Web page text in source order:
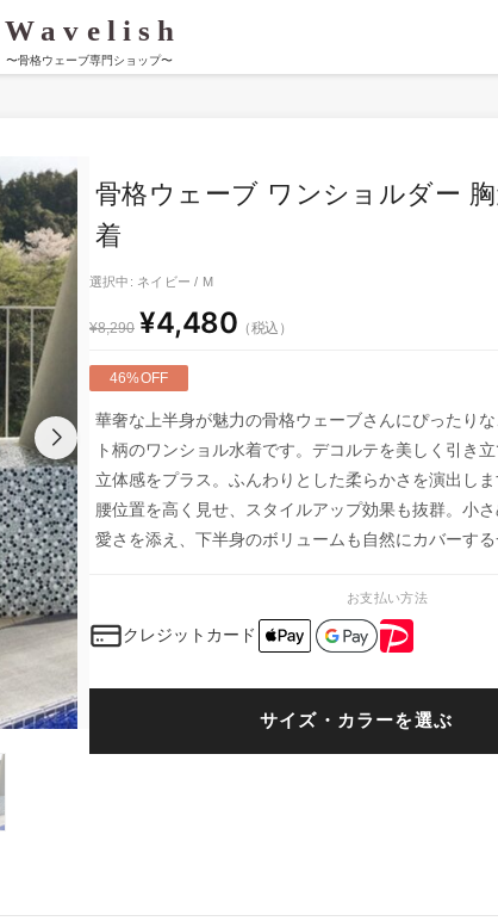
〜骨格ウェーブ専門ショップ〜
骨格ウェーブ ワンショルダー
着
選択中: ネイビー / M
¥8,290 ¥4,480 （税込）
46%OFF
華奢な上半身が魅力の骨格ウェーブさんにぴったり
ト柄のワンショル水着です。デコルテを美しく引き
立体感をプラス。ふんわりとした柔らかさを演出し
腰位置を高く見せ、スタイルアップ効果も抜群。小
愛さを添え、下半身のボリュームも自然にカバーする
お支払い方法
クレジットカード
サイズ・カラーを選ぶ